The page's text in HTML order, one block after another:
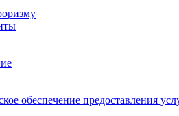
обеспечение предоставления